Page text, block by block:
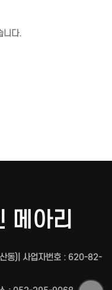
니다.
메아리
동)| 사업자번호 : 620-82-